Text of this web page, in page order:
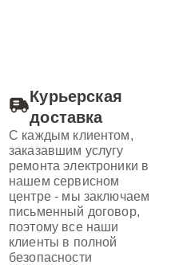
Курьерская
доставка
С каждым клиентом,
заказавшим услугу
ремонта электроники в
нашем сервисном
центре - мы заключаем
письменный договор,
поэтому все наши
клиенты в полной
безопасности